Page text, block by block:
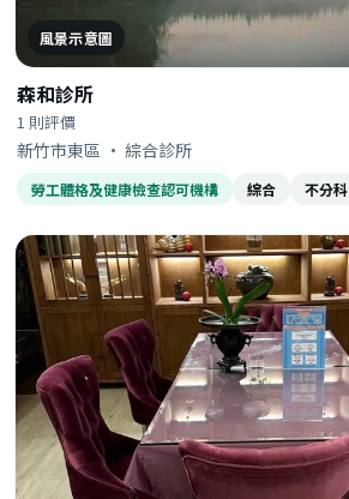
風景示意圖
森和診所
1 則評價
新竹市東區 · 綜合診所
勞工體格及健康檢查認可機構 綜合 不分科